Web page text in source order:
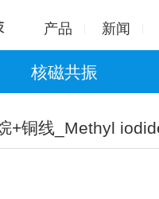
产品 新闻
核磁共振